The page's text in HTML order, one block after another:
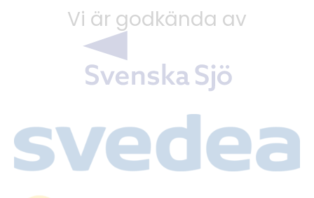
Vi är godkända av